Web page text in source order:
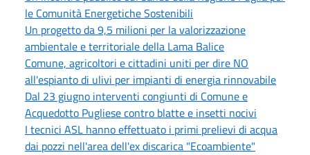
le Comunità Energetiche Sostenibili
Un progetto da 9,5 milioni per la valorizzazione
ambientale e territoriale della Lama Balice
Comune, agricoltori e cittadini uniti per dire NO
all'espianto di ulivi per impianti di energia rinnovabile
Dal 23 giugno interventi congiunti di Comune e
Acquedotto Pugliese contro blatte e insetti nocivi
I tecnici ASL hanno effettuato i primi prelievi di acqua
dai pozzi nell'area dell'ex discarica "Ecoambiente"